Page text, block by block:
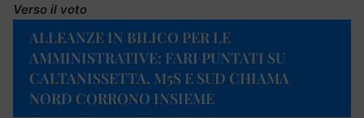
Verso il voto
ALLEANZE IN BILICO PER LE
AMMINISTRATIVE: FARI PUNTATI SU
CALTANISSETTA, M5S E SUD CHIAMA
NORD CORRONO INSIEME